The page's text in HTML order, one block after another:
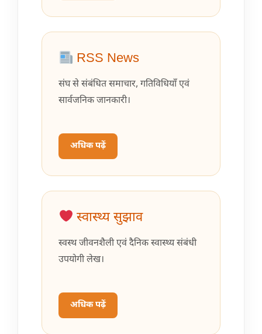
RSS News
संघ से संबंधित समाचार, गतिविधियाँ एवं
सार्वजनिक जानकारी।
अधिक पढ़ें
स्वास्थ्य सुझाव
स्वस्थ जीवनशैली एवं दैनिक स्वास्थ्य संबंधी
उपयोगी लेख।
अधिक पढ़ें